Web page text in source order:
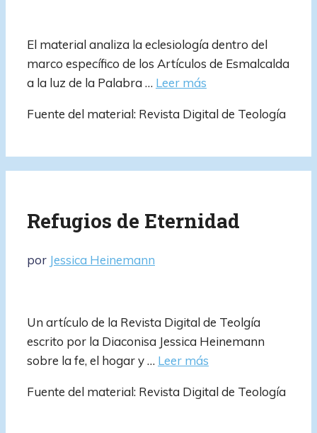
El material analiza la eclesiología dentro del
marco específico de los Artículos de Esmalcalda
a la luz de la Palabra … Leer más
Fuente del material: Revista Digital de Teología
Refugios de Eternidad
por Jessica Heinemann
Un artículo de la Revista Digital de Teolgía
escrito por la Diaconisa Jessica Heinemann
sobre la fe, el hogar y … Leer más
Fuente del material: Revista Digital de Teología